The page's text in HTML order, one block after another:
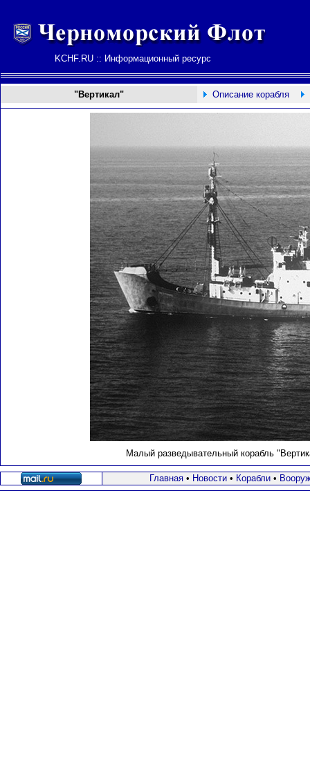
KCHF.RU :: Информационный ресурс
"Вертикал" Описание корабля
Малый разведывательный корабль
Главная• Новости• Корабли•